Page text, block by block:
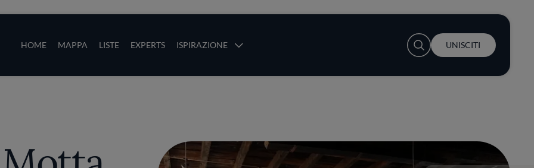
HOME MAPPA LISTE EXPERTS ISPIRAZIONE
User account menu
UNISCITI